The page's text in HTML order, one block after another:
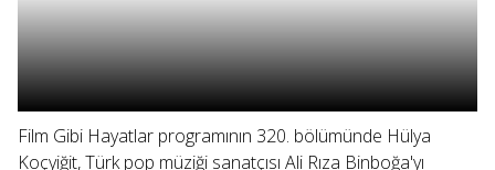
Film Gibi Hayatlar programının 320. bölümünde Hülya
Koçyiğit, Türk pop müziği sanatçısı Ali Rıza Binboğa'yı